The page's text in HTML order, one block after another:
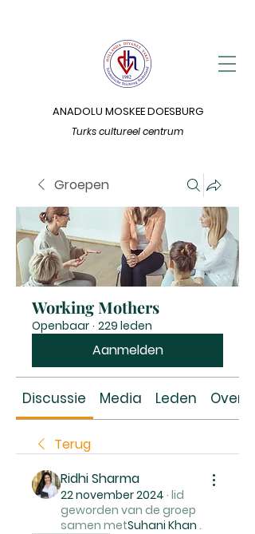
Turks cultureel centrum
ANADOLU MOSKEE DOESBURG
Groepen
Working Mothers
Openbaar · 229 leden
Aanmelden
Discussie Media Leden Over
Terug
Ridhi Sharma
22 november 2024 · lid
geworden van de groep
samen metSuhani Khan .